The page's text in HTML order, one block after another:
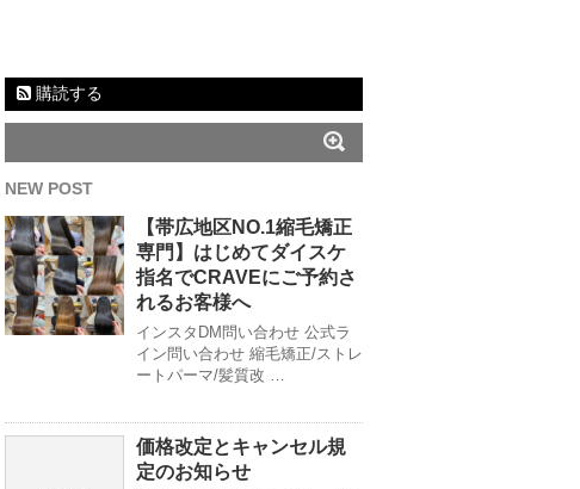
購読する
NEW POST
【帯広地区NO.1縮毛矯正
専門】はじめてダイスケ
指名でCRAVEにご予約さ
れるお客様へ
インスタDM問い合わせ 公式ラ
イン問い合わせ 縮毛矯正/ストレ
ートパーマ/髪質改 …
価格改定とキャンセル規
定のお知らせ